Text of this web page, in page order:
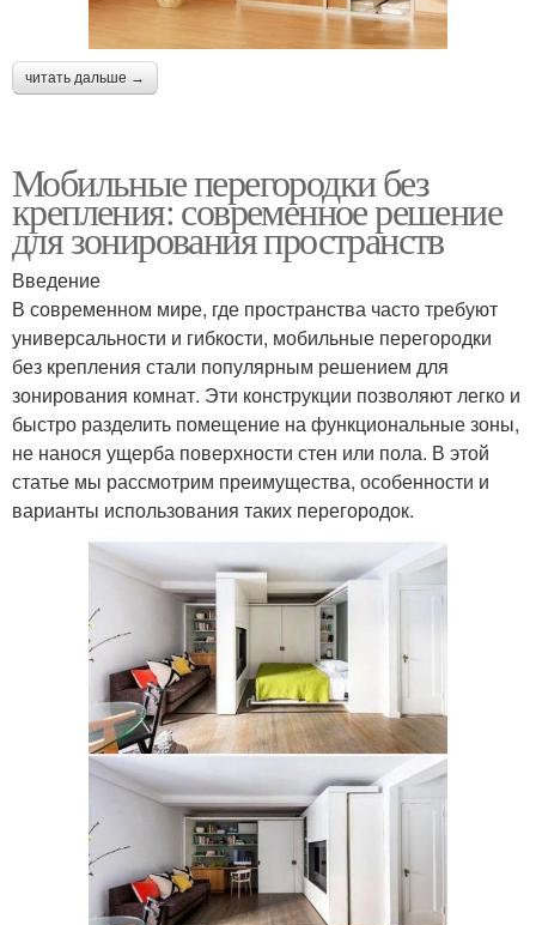
читать дальше →
Мобильные перегородки без
крепления: современное решение
для зонирования пространств
Введение
В современном мире, где пространства часто требуют
универсальности и гибкости, мобильные перегородки
без крепления стали популярным решением для
зонирования комнат. Эти конструкции позволяют легко и
быстро разделить помещение на функциональные зоны,
не нанося ущерба поверхности стен или пола. В этой
статье мы рассмотрим преимущества, особенности и
варианты использования таких перегородок.